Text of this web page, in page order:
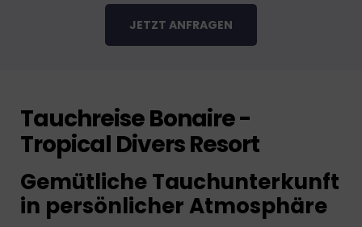
JETZT ANFRAGEN
Tauchreise Bonaire -
Tropical Divers Resort
Gemütliche Tauchunterkunft
in persönlicher Atmosphäre